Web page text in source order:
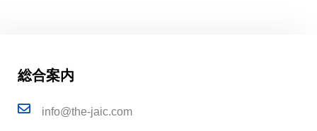
総合案内
info@the-jaic.com